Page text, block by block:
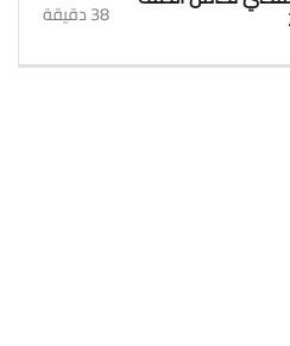
38 دقيقة